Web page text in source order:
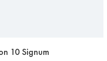
10 Signum